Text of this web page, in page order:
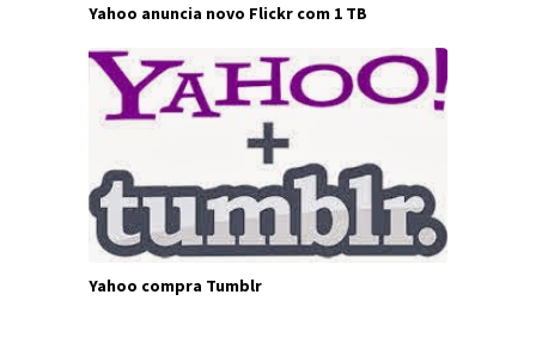
Yahoo anuncia novo Flickr com 1 TB
Yahoo compra Tumblr